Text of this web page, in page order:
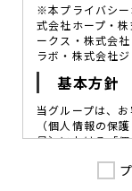
※本プライバシー
式会社ホープ・
ークス・株式会
ラボ・株式会社
基本方針
当グループは、
（個人情報の保
号〕における「
図ることが、重